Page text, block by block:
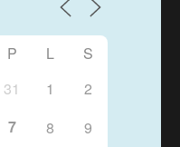
P L
S
31 1
2
7 8
9